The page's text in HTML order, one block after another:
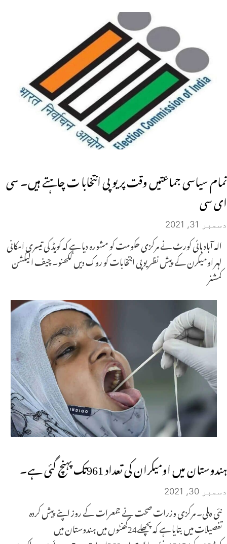
تمام سیاسی جماعتیں وقت پر یو پی انتخابا ت چاہتے ہیں۔ سی
ای سی
دسمبر 31, 2021
الہ آباد ہائی کورٹ نے مرکزی حکومت کو مشورہ دیا ہے کہ کویڈ کی تیسری امکانی
لہر اومیکرن کے پیش نظر یوپی انتخابات کو روک دیں لکھنو۔ چیف الیکشن
کمشنر
ہندوستان میں اومیکران کی تعداد 961تک پہنچ گئی ہے۔
دسمبر 30, 2021
نئی دہلی۔ مرکزی وزرات صحت نے جمعرات کے روز اپنے پیش کردہ
تفصیلات میں بتایا ہے کہ پچھلے24گھنٹوں میں ہندوستان میں